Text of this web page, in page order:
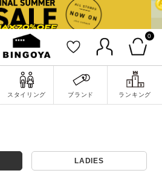
0
スタイリング ブランド ランキング
詳細検索
LADIES